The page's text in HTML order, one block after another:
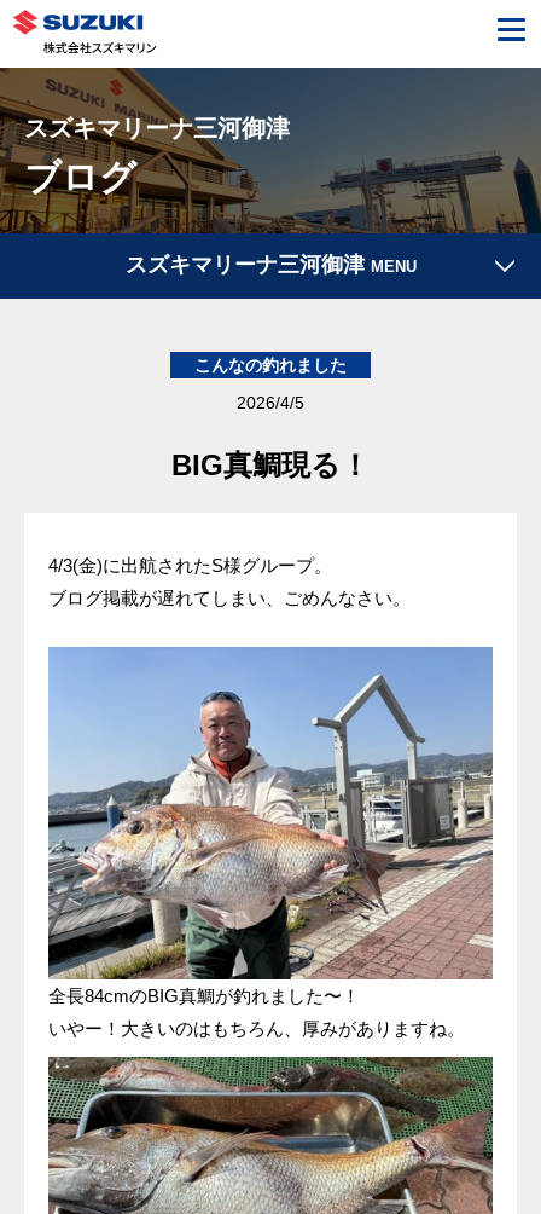
スズキマリーナ三河御津
ブログ
スズキマリーナ三河御津 MENU
こんなの釣れました
2026/4/5
BIG真鯛現る！
4/3(金)に出航されたS様グループ。
ブログ掲載が遅れてしまい、ごめんなさい。
全長84cmのBIG真鯛が釣れました〜！
いやー！大きいのはもちろん、厚みがありますね。